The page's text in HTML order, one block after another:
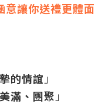
意讓你送禮更體面
的情誼 」
滿、團聚 」